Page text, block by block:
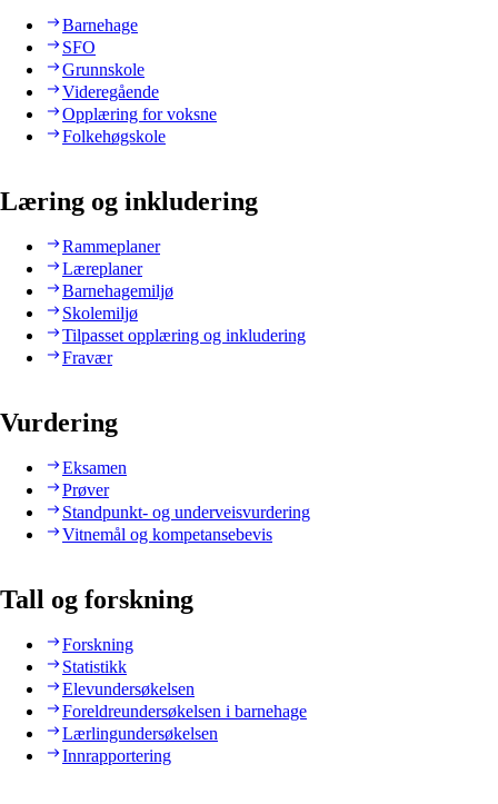
Barnehage
SFO
Grunnskole
Videregående
Opplæring for voksne
Folkehøgskole
Læring og inkludering
Rammeplaner
Læreplaner
Barnehagemiljø
Skolemiljø
Tilpasset opplæring og inkludering
Fravær
Vurdering
Eksamen
Prøver
Standpunkt- og underveisvurdering
Vitnemål og kompetansebevis
Tall og forskning
Forskning
Statistikk
Elevundersøkelsen
Foreldreundersøkelsen i barnehage
Lærlingundersøkelsen
Innrapportering